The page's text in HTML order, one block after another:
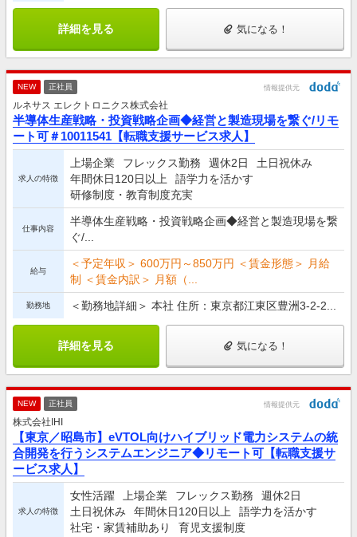
詳細を見る 気になる！
NEW 正社員 情報提供元
ルネサス エレクトロニクス株式会社
半導体生産戦略・投資戦略企画◆経営と製造現場を繋ぐ/リモ
ート可＃10011541【転職支援サービス求人】
求人の特徴
上場企業 フレックス勤務 週休2日
土日祝休み
年間休日120日以上
語学力を活かす
研修制度・教育制度充実
仕事内容
半導体生産戦略・投資戦略企画◆経営と製造現場を繋
ぐ/...
給与
＜予定年収＞ 600万円～850万円 ＜賃金形態＞ 月給
制 ＜賃金内訳＞ 月額（...
勤務地 ＜勤務地詳細＞ 本社 住所：東京都江東区豊洲3-2-2...
詳細を見る 気になる！
NEW 正社員 情報提供元
株式会社IHI
【東京／昭島市】eVTOL向けハイブリッド電力システムの統
合開発を行うシステムエンジニア◆リモート可【転職支援サ
ービス求人】
求人の特徴
女性活躍 上場企業 フレックス勤務
週休2日
土日祝休み
年間休日120日以上
語学力を活かす
社宅・家賃補助あり
育児支援制度